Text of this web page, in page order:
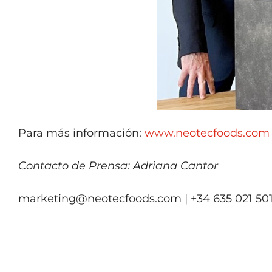
Para más información: www.neotecfoods.com
Contacto de Prensa:Adriana Cantor
marketing@neotecfoods.com | +34 635 021